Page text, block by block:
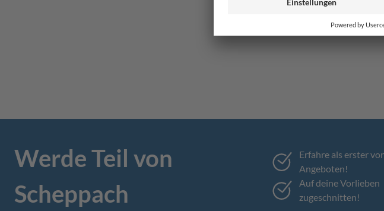
Werde Teil von
Scheppach
Erfahre als erster
Angeboten!
Auf deine Vorlieben
zugeschnitten!